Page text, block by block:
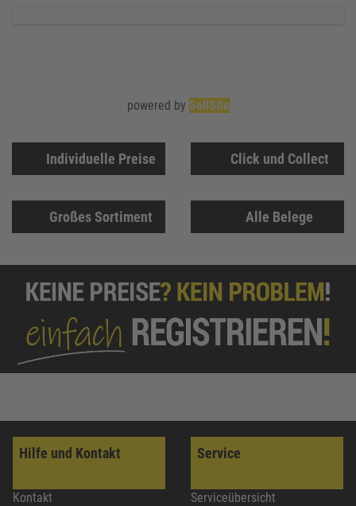
Individuelle Preise Click und Collect
Großes Sortiment Alle Belege
Hilfe und Kontakt
Kontakt
Service
Serviceübersicht
powered by SellSite